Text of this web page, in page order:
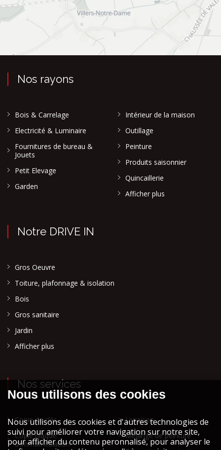
Nos rayons
Bois & Carrelage
Electricité & Luminaire
Fournitures de bureau &
Jouets
Petit Elevage
Garden
Intérieur de la maison
Outillage
Peinture
Produits saisonnier
Quincaillerie
Afficher plus
Notre DRIVE IN
Gros Oeuvre
Toiture, plafonnage & isolation
Bois
Gros sanitaire
Jardin
Afficher plus
Nos services
Copie de clés
Copie plaque
d'immatriculation
Livraison
Mélange de peinture